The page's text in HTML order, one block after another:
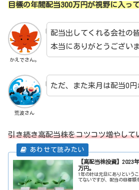
目標の年間配当300万円が視野に入っ
かえでさん。
配当出してくれる会社の皆
本当にありがとうござい
荒波さん
ただ、また来月は配当0円
引き続き高配当株をコツコツ増やして
【高配当株投資】2023
万円。
1年の計は元旦にありという
てないですが、配当の目標額